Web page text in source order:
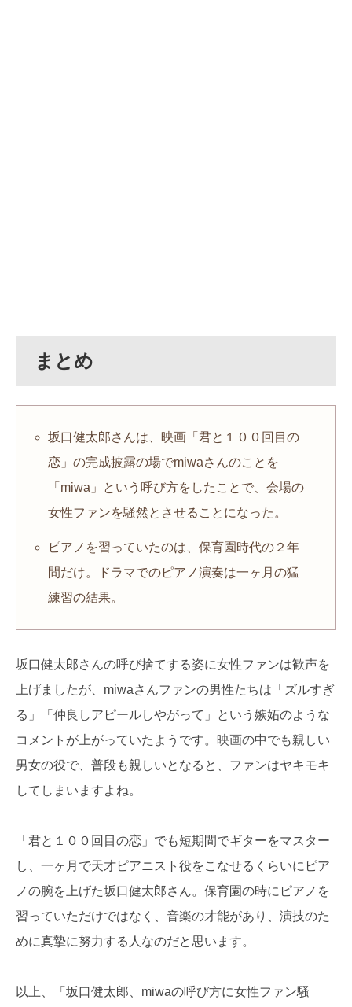
まとめ
坂口健太郎さんは、映画「君と１００回目の
恋」の完成披露の場でmiwaさんのことを
「miwa」という呼び方をしたことで、会場の
女性ファンを騒然とさせることになった。
ピアノを習っていたのは、保育園時代の２年
間だけ。ドラマでのピアノ演奏は一ヶ月の猛
練習の結果。
坂口健太郎さんの呼び捨てする姿に女性ファンは歓声を
上げましたが、miwaさんファンの男性たちは「ズルすぎ
る」「仲良しアピールしやがって」という嫉妬のような
コメントが上がっていたようです。映画の中でも親しい
男女の役で、普段も親しいとなると、ファンはヤキモキ
してしまいますよね。
「君と１００回目の恋」でも短期間でギターをマスター
し、一ヶ月で天才ピアニスト役をこなせるくらいにピア
ノの腕を上げた坂口健太郎さん。保育園の時にピアノを
習っていただけではなく、音楽の才能があり、演技のた
めに真摯に努力する人なのだと思います。
以上、「坂口健太郎、miwaの呼び方に女性ファン騒